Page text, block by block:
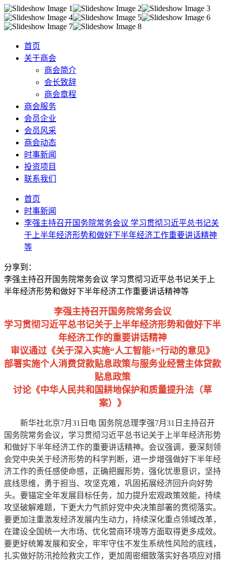
首页
关于商会
商会简介
会长致辞
商会章程
商会服务
会员企业
会员风采
商会动态
时事新闻
投资项目
联系我们
首页
时事新闻
李强主持召开国务院常务会议 学习贯彻习近平总书记关
于上半年经济形势和做好下半年经济工作重要讲话精神
等
分享到：
李强主持召开国务院常务会议 学习贯彻习近平总书记关于上
半年经济形势和做好下半年经济工作重要讲话精神等
李强主持召开国务院常务会议
学习贯彻习近平总书记关于上半年经济形势和做好下半
年经济工作的重要讲话精神
审议通过《关于深入实施“人工智能+”行动的意见》
部署实施个人消费贷款贴息政策与服务业经营主体贷款
贴息政策
讨论《中华人民共和国耕地保护和质量提升法（草
案）》
新华社北京7月31日电 国务院总理李强7月31日主持召开
国务院常务会议，学习贯彻习近平总书记关于上半年经济形势
和做好下半年经济工作的重要讲话精神。会议强调，要深刻领
会党中央关于经济形势的科学判断，进一步增强做好下半年经
济工作的责任感使命感，正确把握形势，强化忧患意识，坚持
底线思维，勇于担当、攻坚克难，巩固拓展经济回升向好势
头。要锚定全年发展目标任务，加力提升宏观政策效能，持续
攻坚破解难题，下更大力气抓好党中央决策部署的贯彻落实。
要更加注重激发经济发展内生动力，持续深化重点领域改革，
在建设全国统一大市场、优化营商环境等方面取得更多成效。
要更好统筹发展和安全，牢牢守住不发生系统性风险的底线，
扎实做好防汛抢险救灾工作，更加周密细致落实好各项应对措